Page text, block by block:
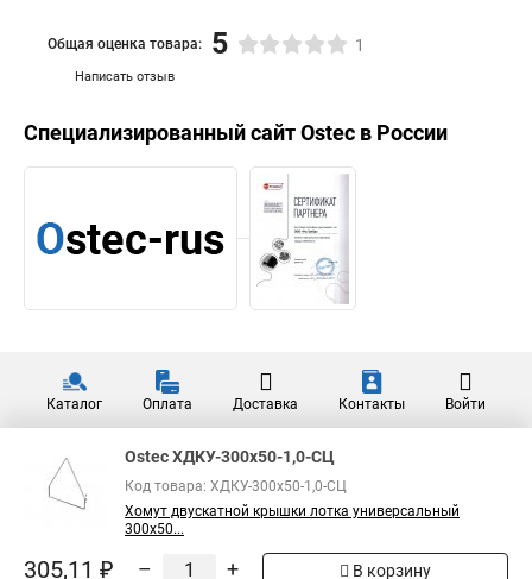
Ostec ХКП-400х50-1,0-СЦ Хомут
крышки поясной 400х50, толщ.
Ostec ХКП-200х80-1,0-СЦ Хомут
5
Специализированный сайт в России
Ostec ХДКУ-300х50-1,0-СЦ
Код товара: ХДКУ-300х50-1,0-СЦ
Хомут двускатной крышки лотка универсальный
300х50...
305,11 ₽ – + В корзину